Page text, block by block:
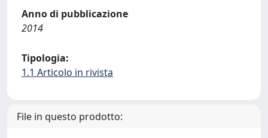
Anno di pubblicazione
2014
Tipologia:
1.1 Articolo in rivista
File in questo prodotto: